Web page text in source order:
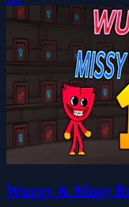
Wuggy & Missy